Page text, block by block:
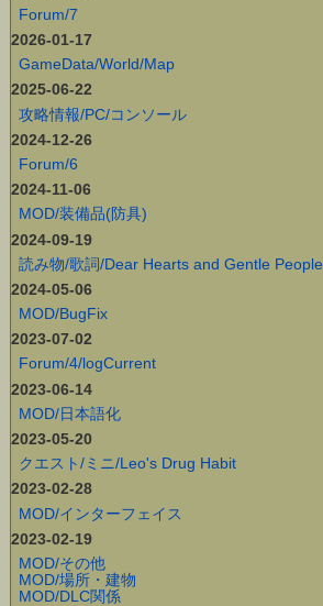
Forum/7
2026-01-17
GameData/World/Map
2025-06-22
攻略情報/PC/コンソール
2024-12-26
Forum/6
2024-11-06
MOD/装備品(防具)
2024-09-19
読み物/歌詞/Dear Hearts and Gentle People
2024-05-06
MOD/BugFix
2023-07-02
Forum/4/logCurrent
2023-06-14
MOD/日本語化
2023-05-20
クエスト/ミニ/Leo's Drug Habit
2023-02-28
MOD/インターフェイス
2023-02-19
MOD/その他
MOD/場所・建物
MOD/DLC関係